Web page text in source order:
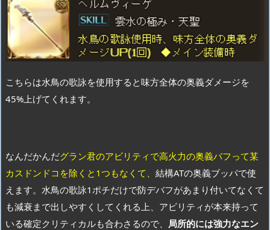
こちらは水鳥の歌詠を使用すると味方全体の奥義ダメージを
45%上げてくれます。
なんだかんだグラン君のアビリティで高火力の奥義バフって某
カスドンドコを除くと1つもなくて、 結構ATの奥義ブッパで使
えます。水鳥の歌詠1ポチだけで防デバフがあまり付いてなくて
も減衰まで出しやすくしてくれる上、アビリティが本来持って
いる確定クリティカルも合わさるので、 局所的には強力なエン